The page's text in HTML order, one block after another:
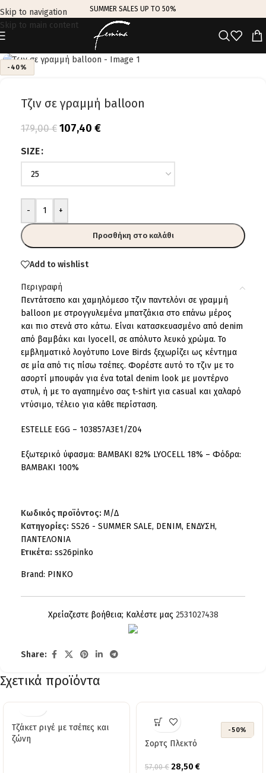
Skip to navigation
Skip to main content
SUMMER SALES UP TO 50%
-40%
Τζιν σε γραμμή balloon
179,00€ 107,40 €
SIZE
- +
Προσθήκη στο καλάθι
Add to wishlist
Περιγραφή
Πεντάτσεπο και χαμηλόμεσο τζιν παντελόνι σε γραμμή
balloon με στρογγυλεμένα μπατζάκια στο επάνω μέρος
και πιο στενά στο κάτω. Είναι κατασκευασμένο από denim
από βαμβάκι και lyocell, σε απόλυτο λευκό χρώμα. Το
εμβληματικό λογότυπο Love Birds ξεχωρίζει ως κέντημα
σε μία από τις πίσω τσέπες. Φορέστε αυτό το τζιν με το
ασορτί μπουφάν για ένα total denim look με μοντέρνο
στυλ, ή με το αγαπημένο σας t-shirt για casual και χαλαρό
ντύσιμο, τέλειο για κάθε περίσταση.
ESTELLE EGG – 103857A3E1/Z04
Εξωτερικό ύφασμα: ΒΑΜΒΑΚΙ 82% LYOCELL 18% – Φόδρα:
ΒΑΜΒΑΚΙ 100%
Κωδικός προϊόντος: Μ/Δ
Κατηγορίες: SS26 - SUMMER SALE, DENIM, ΕΝΔΥΣΗ,
ΠΑΝΤΕΛΟΝΙΑ
Ετικέτα: ss26pinko
Brand: PINKO
Χρείαζεστε βοήθεια; Καλέστε μας 2531027438
Share:
Σχετικά προϊόντα
Τζάκετ ριγέ με τσέπες και
ζώνη
-50%
Σορτς Πλεκτό
57,00€ 28,50 €